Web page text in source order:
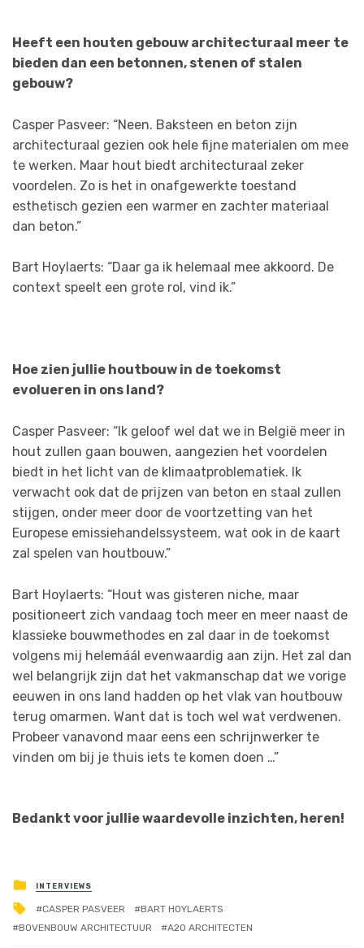
Heeft een houten gebouw architecturaal meer te
bieden dan een betonnen, stenen of stalen
gebouw?
Casper Pasveer: “Neen. Baksteen en beton zijn
architecturaal gezien ook hele fijne materialen om mee
te werken. Maar hout biedt architecturaal zeker
voordelen. Zo is het in onafgewerkte toestand
esthetisch gezien een warmer en zachter materiaal
dan beton.”
Bart Hoylaerts: “Daar ga ik helemaal mee akkoord. De
context speelt een grote rol, vind ik.”
Hoe zien jullie houtbouw in de toekomst
evolueren in ons land?
Casper Pasveer: “Ik geloof wel dat we in België meer in
hout zullen gaan bouwen, aangezien het voordelen
biedt in het licht van de klimaatproblematiek. Ik
verwacht ook dat de prijzen van beton en staal zullen
stijgen, onder meer door de voortzetting van het
Europese emissiehandelssysteem, wat ook in de kaart
zal spelen van houtbouw.”
Bart Hoylaerts: “Hout was gisteren niche, maar
positioneert zich vandaag toch meer en meer naast de
klassieke bouwmethodes en zal daar in de toekomst
volgens mij helemáál evenwaardig aan zijn. Het zal dan
wel belangrijk zijn dat het vakmanschap dat we vorige
eeuwen in ons land hadden op het vlak van houtbouw
terug omarmen. Want dat is toch wel wat verdwenen.
Probeer vanavond maar eens een schrijnwerker te
vinden om bij je thuis iets te komen doen …”
Bedankt voor jullie waardevolle inzichten, heren!
INTERVIEWS
CASPER PASVEER
BART HOYLAERTS
BOVENBOUW ARCHITECTUUR
A2O ARCHITECTEN